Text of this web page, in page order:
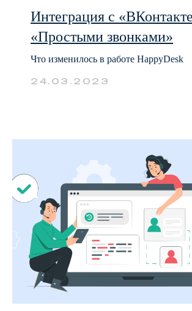
Интеграция с
«Простыми звонками»
Что изменилось в работе HappyDesk
24.03.2023